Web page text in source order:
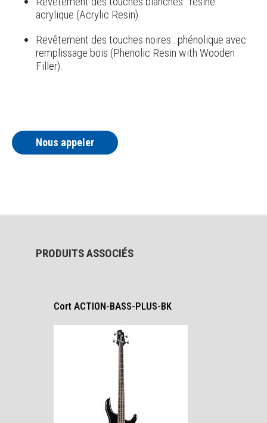
acrylique (Acrylic Resin).
Revêtement des touches noires : phénolique avec
remplissage bois (Phenolic Resin with Wooden
Filler).
Nous appeler
PRODUITS ASSOCIÉS
Cort ACTION-BASS-PLUS-BK